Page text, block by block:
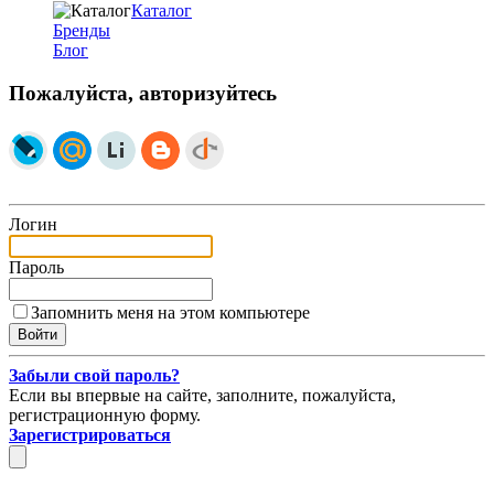
Каталог
Бренды
Блог
Пожалуйста, авторизуйтесь
Логин
Пароль
Запомнить меня на этом компьютере
Забыли свой пароль?
Если вы впервые на сайте, заполните, пожалуйста,
регистрационную форму.
Зарегистрироваться